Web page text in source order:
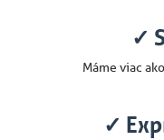
✓
Máme viac
✓